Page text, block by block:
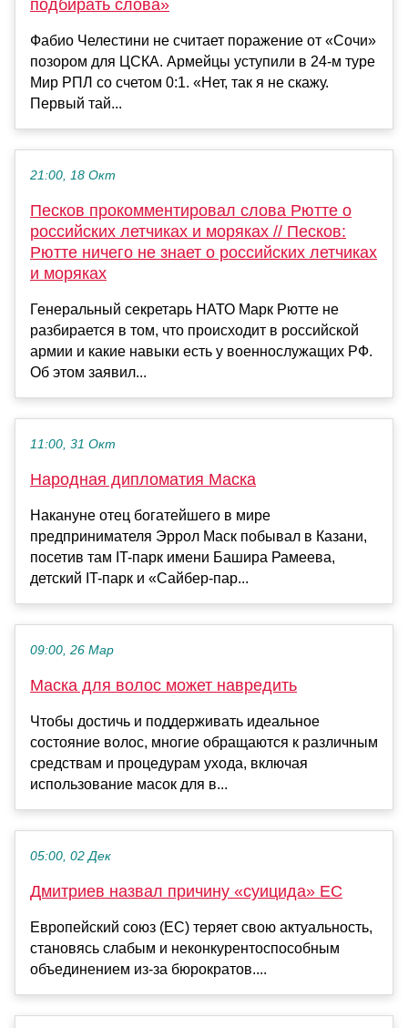
подбирать слова»
Фабио Челестини не считает поражение от «Сочи»
позором для ЦСКА. Армейцы уступили в 24-м туре
Мир РПЛ со счетом 0:1. «Нет, так я не скажу.
Первый тай...
21:00, 18 Окт
Песков прокомментировал слова Рютте о
российских летчиках и моряках // Песков:
Рютте ничего не знает о российских летчиках
и моряках
Генеральный секретарь НАТО Марк Рютте не
разбирается в том, что происходит в российской
армии и какие навыки есть у военнослужащих РФ.
Об этом заявил...
11:00, 31 Окт
Народная дипломатия Маска
Накануне отец богатейшего в мире
предпринимателя Эррол Маск побывал в Казани,
посетив там IT-парк имени Башира Рамеева,
детский IT-парк и «Сайбер-пар...
09:00, 26 Мар
Маска для волос может навредить
Чтобы достичь и поддерживать идеальное
состояние волос, многие обращаются к различным
средствам и процедурам ухода, включая
использование масок для в...
05:00, 02 Дек
Дмитриев назвал причину «суицида» ЕС
Европейский союз (ЕС) теряет свою актуальность,
становясь слабым и неконкурентоспособным
объединением из-за бюрократов....